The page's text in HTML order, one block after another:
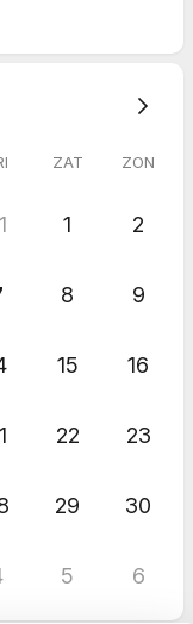
ZAT ZON
1 2
8 9
15 16
22 23
29 30
5 6